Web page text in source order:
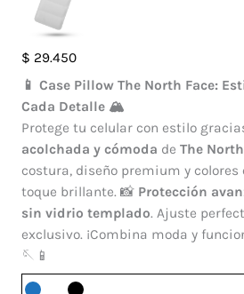
$ 29.450
📱 Case Pillow The North Face:
Cada Detalle 🏔️
Protege tu celular con estilo
acolchada y cómoda de The
costura, diseño premium y colores
toque brillante. 📸 Protección
sin vidrio templado. Ajuste
exclusivo. ¡Combina moda y
🪡📱
Case
Pillow
The
North
Face
Samsung
Galaxy
A06
cantidad